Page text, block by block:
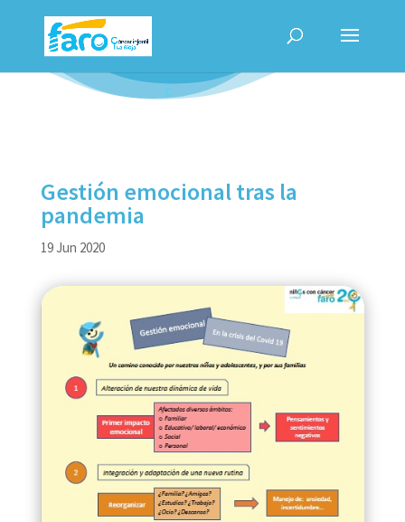
Gestión emocional tras la
pandemia
19 Jun 2020